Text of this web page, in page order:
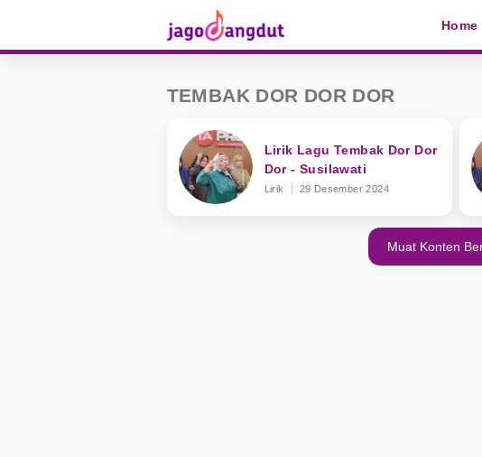
Home
TEMBAK DOR DOR DOR
Lirik Lagu Tembak Dor Dor
Dor - Susilawati
Lirik 29 Desember 2024
Muat Konten